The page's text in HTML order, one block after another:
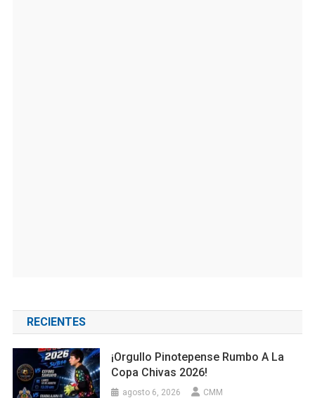
RECIENTES
¡Orgullo Pinotepense Rumbo A La
Copa Chivas 2026!
agosto 6, 2026 CMM